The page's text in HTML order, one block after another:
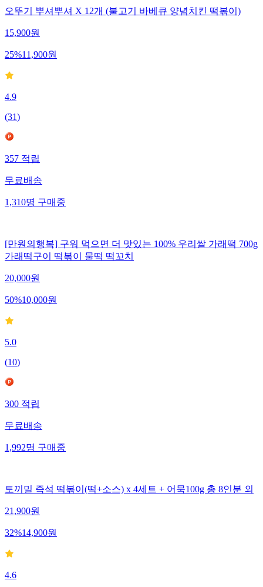
오뚜기 뿌셔뿌셔 X 12개 (불고기 바베큐 양념치킨 떡볶이)
15,900원
25%11,900원
4.9
(31)
357 적립
무료배송
1,310명 구매중
[만원의행복] 구워 먹으면 더 맛있는 100% 우리쌀 가래떡 700g
가래떡구이 떡볶이 물떡 떡꼬치
20,000원
50%10,000원
5.0
(10)
300 적립
무료배송
1,992명 구매중
토끼밀 즉석 떡볶이(떡+소스) x 4세트 + 어묵100g 총 8인분 외
21,900원
32%14,900원
4.6